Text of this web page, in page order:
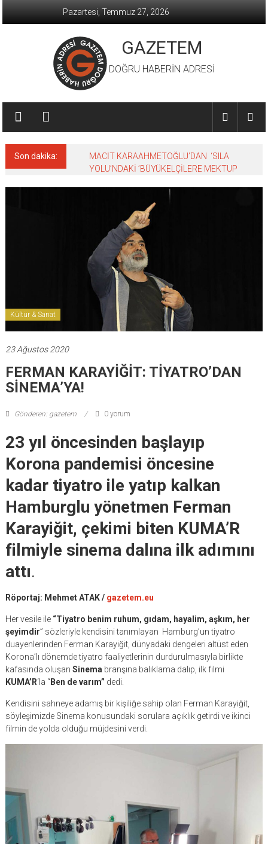
Pazartesi, Temmuz 27, 2026
GAZETEM
DOĞRU HABERİN ADRESİ
Son dakika:
MACİT KARAAHMETOĞLU’DAN ‘SILA
YOLU’NDAKİ ’BÜYÜKELÇİLERE MEKTUP
Kültür & Sanat
23 Ağustos 2020
FERMAN KARAYİĞİT: TİYATRO’DAN
SİNEMA’YA!
Gönderen: gazetem 0 yorum
23 yıl öncesinden başlayıp
Korona pandemisi öncesine
kadar tiyatro ile yatıp kalkan
Hamburglu yönetmen Ferman
Karayiğit, çekimi biten KUMA’R
filmiyle sinema dalına ilk adımını
attı.
Röportaj: Mehmet ATAK / gazetem.eu
Her vesile ile“Tiyatro benim ruhum, gıdam, hayalim, aşkım, her
şeyimdir” sözleriyle kendisini tanımlayan Hamburg’un tiyatro
duayenlerinden Ferman Karayiğit, dünyadaki dengeleri altüst eden
Korona’lı dönemde tiyatro faaliyetlerinin durdurulmasıyla birlikte
kafasında oluşan Sinema branşına balıklama dalıp, ilk filmi
KUMA’R‘la “Ben de varım” dedi.
Kendisini sahneye adamış bir kişiliğe sahip olan Ferman Karayiğit,
söyleşimizde Sinema konusundaki sorulara açıklık getirdi ve ikinci
filmin de yolda olduğu müjdesini verdi.